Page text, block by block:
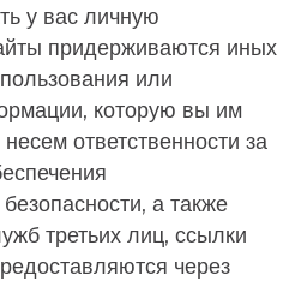
у вас личную
придерживаются иных
или
которую вы им
ответственности за
а также
третьих лиц, ссылки
через